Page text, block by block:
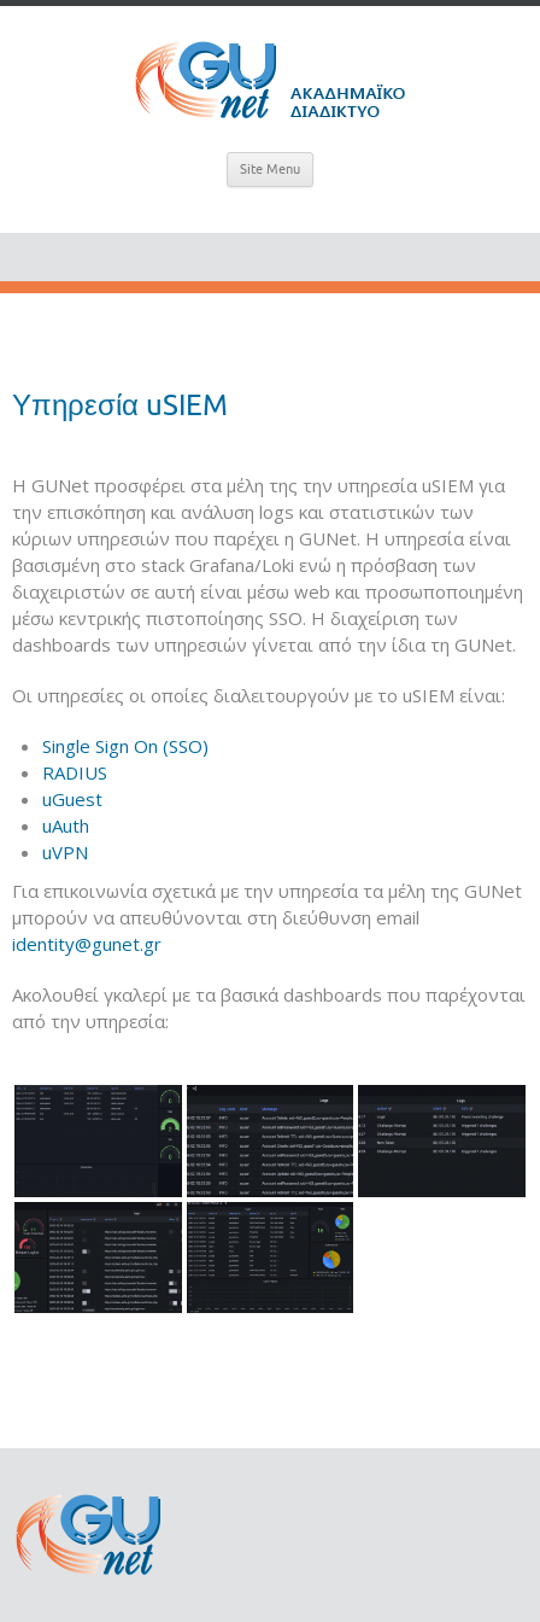
Site Menu
Υπηρεσία uSIEM
Η GUNet προσφέρει στα μέλη της την υπηρεσία uSIEM για
την επισκόπηση και ανάλυση logs και στατιστικών των
κύριων υπηρεσιών που παρέχει η GUNet. Η υπηρεσία είναι
βασισμένη στο stack Grafana/Loki ενώ η πρόσβαση των
διαχειριστών σε αυτή είναι μέσω web και προσωποποιημένη
μέσω κεντρικής πιστοποίησης SSO. Η διαχείριση των
dashboards των υπηρεσιών γίνεται από την ίδια τη GUNet.
Οι υπηρεσίες οι οποίες διαλειτουργούν με το uSIEM είναι:
Single Sign On (SSO)
RADIUS
uGuest
uAuth
uVPN
Για επικοινωνία σχετικά με την υπηρεσία τα μέλη της GUNet
μπορούν να απευθύνονται στη διεύθυνση email
identity@gunet.gr
Ακολουθεί γκαλερί με τα βασικά dashboards που παρέχονται
από την υπηρεσία: